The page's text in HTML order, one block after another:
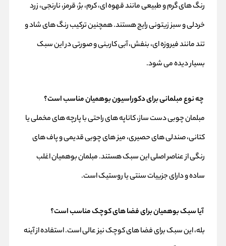
رنگ‌ های گرم و طبیعی مانند قهوه‌ ای، کرم، بژ، قرمز، نارنجی، زرد
خردلی و سبز زیتونی رایج هستند. همچنین ترکیب رنگ‌ های شاد و
تند مانند فیروزه‌ ای، بنفش، آبی کاربنی و صورتی در این سبک
بسیار دیده می‌ شود.
چه نوع مبلمانی برای دکوراسیون بوهمیان مناسب است؟
مبلمان چوبی دست‌ ساز، کاناپه‌ های راحتی با پارچه‌ های مخملی یا
کتانی، صندلی‌ های حصیری، میز های چوبی قدیمی و پاف‌ های
رنگی از عناصر اصلی این سبک هستند. مبلمان بوهمیان اغلب
ساده و دارای جزییات سنتی یا روستیک است.
آیا سبک بوهمیان برای فضا های کوچک مناسب است؟
بله، این سبک برای فضا های کوچک نیز عالی است. استفاده از آینه‌